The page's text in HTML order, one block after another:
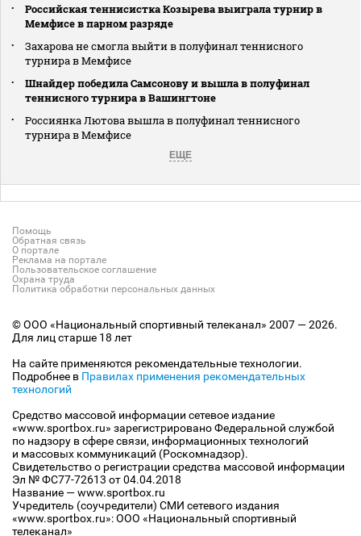
Российская теннисистка Козырева выиграла турнир в
Мемфисе в парном разряде
Захарова не смогла выйти в полуфинал теннисного
турнира в Мемфисе
Шнайдер победила Самсонову и вышла в полуфинал
теннисного турнира в Вашингтоне
Россиянка Лютова вышла в полуфинал теннисного
турнира в Мемфисе
ЕЩЕ
Помощь
Обратная связь
О портале
Реклама на портале
Пользовательское соглашение
Охрана труда
Политика обработки персональных данных
© ООО «Национальный спортивный телеканал» 2007 — 2026.
Для лиц старше 18 лет
На сайте применяются рекомендательные технологии.
Подробнее в Правилах применения рекомендательных
технологий
Средство массовой информации сетевое издание
«www.sportbox.ru» зарегистрировано Федеральной службой
по надзору в сфере связи, информационных технологий
и массовых коммуникаций (Роскомнадзор).
Свидетельство о регистрации средства массовой информации
Эл № ФС77-72613 от 04.04.2018
Название — www.sportbox.ru
Учредитель (соучредители) СМИ сетевого издания
«www.sportbox.ru»: ООО «Национальный спортивный
телеканал»